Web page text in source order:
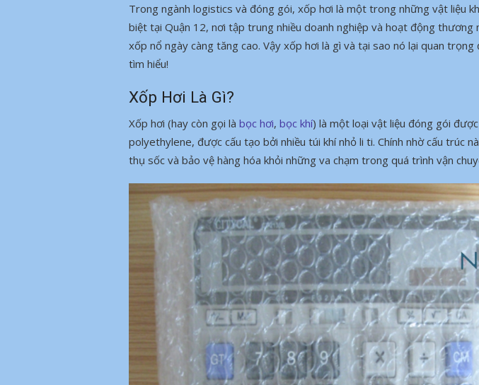
Trong ngành logistics và đóng gói, xốp hơi là một trong những vật liệu
biệt tại Quận 12, nơi tập trung nhiều doanh nghiệp và hoạt động thương
xốp nổ ngày càng tăng cao. Vậy xốp hơi là gì và tại sao nó lại quan trọng
tìm hiểu!
Xốp Hơi Là Gì?
Xốp hơi (hay còn gọi là bọc hơi, bọc khí) là một loại vật liệu đóng gói
polyethylene, được cấu tạo bởi nhiều túi khí nhỏ li ti. Chính nhờ cấu trúc
thụ sốc và bảo vệ hàng hóa khỏi những va chạm trong quá trình vận